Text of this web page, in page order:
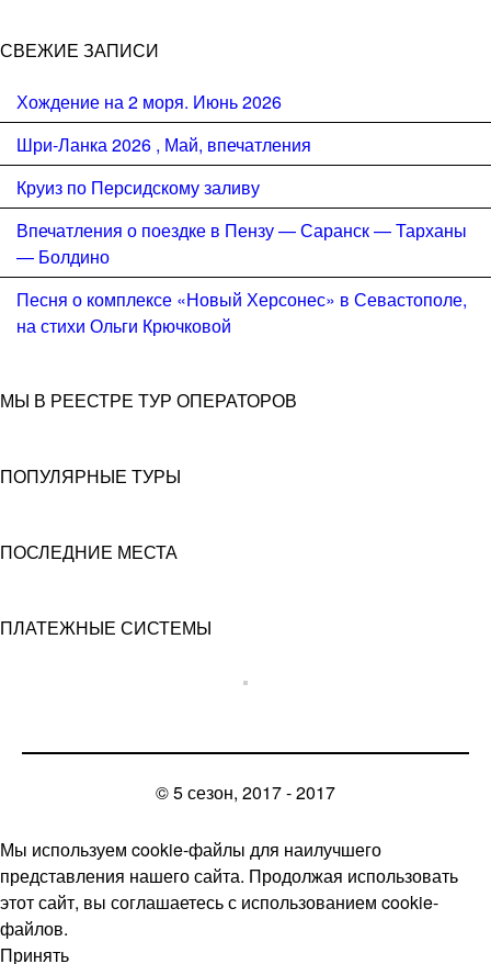
СВЕЖИЕ ЗАПИСИ
Хождение на 2 моря. Июнь 2026
Шри-Ланка 2026 , Май, впечатления
Круиз по Персидскому заливу
Впечатления о поездке в Пензу — Саранск — Тарханы
— Болдино
Песня о комплексе «Новый Херсонес» в Севастополе,
на стихи Ольги Крючковой
МЫ В РЕЕСТРЕ ТУР ОПЕРАТОРОВ
ПОПУЛЯРНЫЕ ТУРЫ
ПОСЛЕДНИЕ МЕСТА
ПЛАТЕЖНЫЕ СИСТЕМЫ
© 5 сезон, 2017 - 2017
Мы используем cookie-файлы для наилучшего
представления нашего сайта. Продолжая использовать
этот сайт, вы соглашаетесь с использованием cookie-
файлов.
Принять